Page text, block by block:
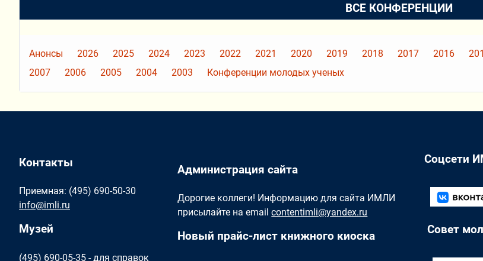
ВСЕ КОНФЕРЕНЦИИ
Анонсы 2026 2025 2024 2023 2022 2021 2020 2019 2018 2017 2016
2007
2006 2005 2004 2003 Конференции молодых ученых
Контакты
Приемная: (495) 690-50-30
info@imli.ru
Музей
(495) 690-05-35 - для справок
Администрация сайта
Дорогие коллеги! Информацию для сайта ИМЛИ
присылайте на emailcontentimli@yandex.ru
Новый прайс-лист книжного киоска
Соцсети
Совет